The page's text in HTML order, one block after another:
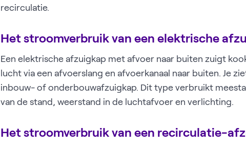
recirculatie.
Het stroomverbruik van een elektrische
Een elektrische afzuigkap met afvoer naar buiten zuigt
lucht via een afvoerslang en afvoerkanaal naar buiten. Je
inbouw- of onderbouwafzuigkap. Dit type verbruikt
van de stand, weerstand in de luchtafvoer en verlichting.
Het stroomverbruik van een recirculatie-